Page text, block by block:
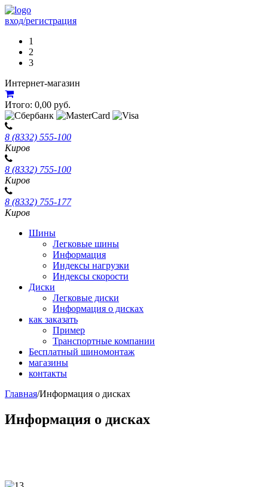
вход/регистрация
1
2
3
Интернет-магазин
Итого: 0,00 руб.
8 (8332) 555-100
Киров
8 (8332) 755-100
Киров
8 (8332) 755-177
Киров
Шины
Легковые шины
Информация
Индексы нагрузки
Индексы скорости
Диски
Легковые диски
Информация о дисках
как заказать
Пример
Транспортные компании
Бесплатный шиномонтаж
магазины
контакты
Главная/Информация о дисках
Информация о дисках